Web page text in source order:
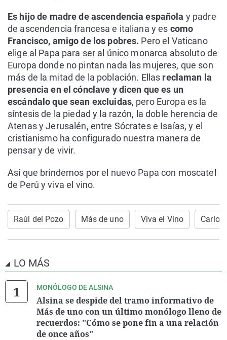
Es hijo de madre de ascendencia española y padre
de ascendencia francesa e italiana y es como
Francisco, amigo de los pobres. Pero el Vaticano
elige al Papa para ser al único monarca absoluto de
Europa donde no pintan nada las mujeres, que son
más de la mitad de la población. Ellas reclaman la
presencia en el cónclave y dicen que es un
escándalo que sean excluidas, pero Europa es la
síntesis de la piedad y la razón, la doble herencia de
Atenas y Jerusalén, entre Sócrates e Isaías, y el
cristianismo ha configurado nuestra manera de
pensar y de vivir.
Así que brindemos por el nuevo Papa con moscatel
de Perú y viva el vino.
Raúl del Pozo Más de uno Viva el Vino Carlos
LO MÁS
MONÓLOGO DE ALSINA
Alsina se despide del tramo informativo de
Más de uno con un último monólogo lleno de
recuerdos: "Cómo se pone fin a una relación
de once años"